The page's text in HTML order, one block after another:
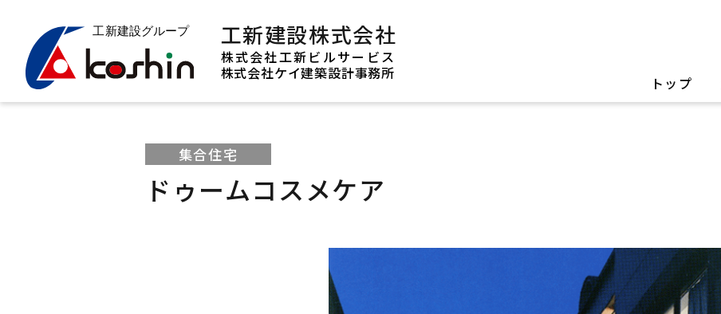
工新建設株式会社
株式会社工新ビルサービス
株式会社ケイ建築設計事務所
トップ
集合住宅
ドゥームコスメケア